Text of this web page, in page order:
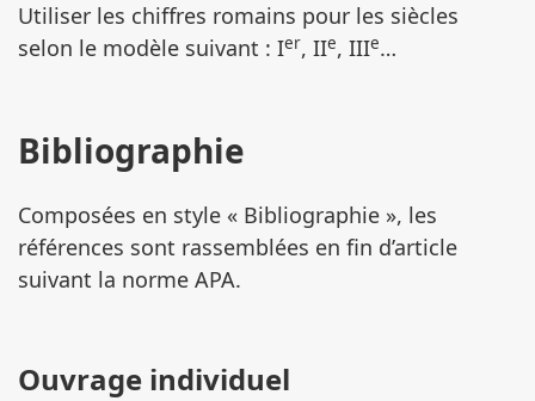
Utiliser les chiffres romains pour les siècles
selon le modèle suivant : Ier, IIe, IIIe…
Bibliographie
Composées en style « Bibliographie », les
références sont rassemblées en fin d’article
suivant la norme APA.
Ouvrage individuel